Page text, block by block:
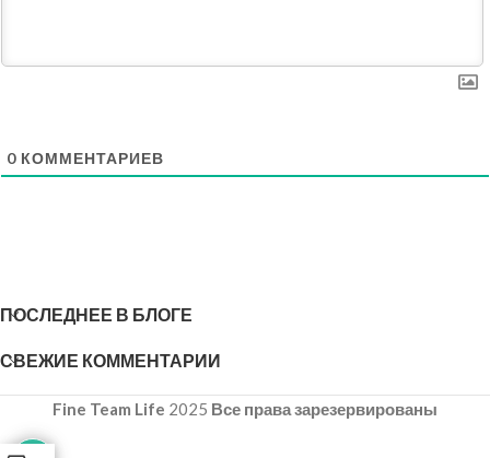
0 КОММЕНТАРИЕВ
ПОСЛЕДНЕЕ В БЛОГЕ
СВЕЖИЕ КОММЕНТАРИИ
Fine Team Life 2025 Все права зарезервированы